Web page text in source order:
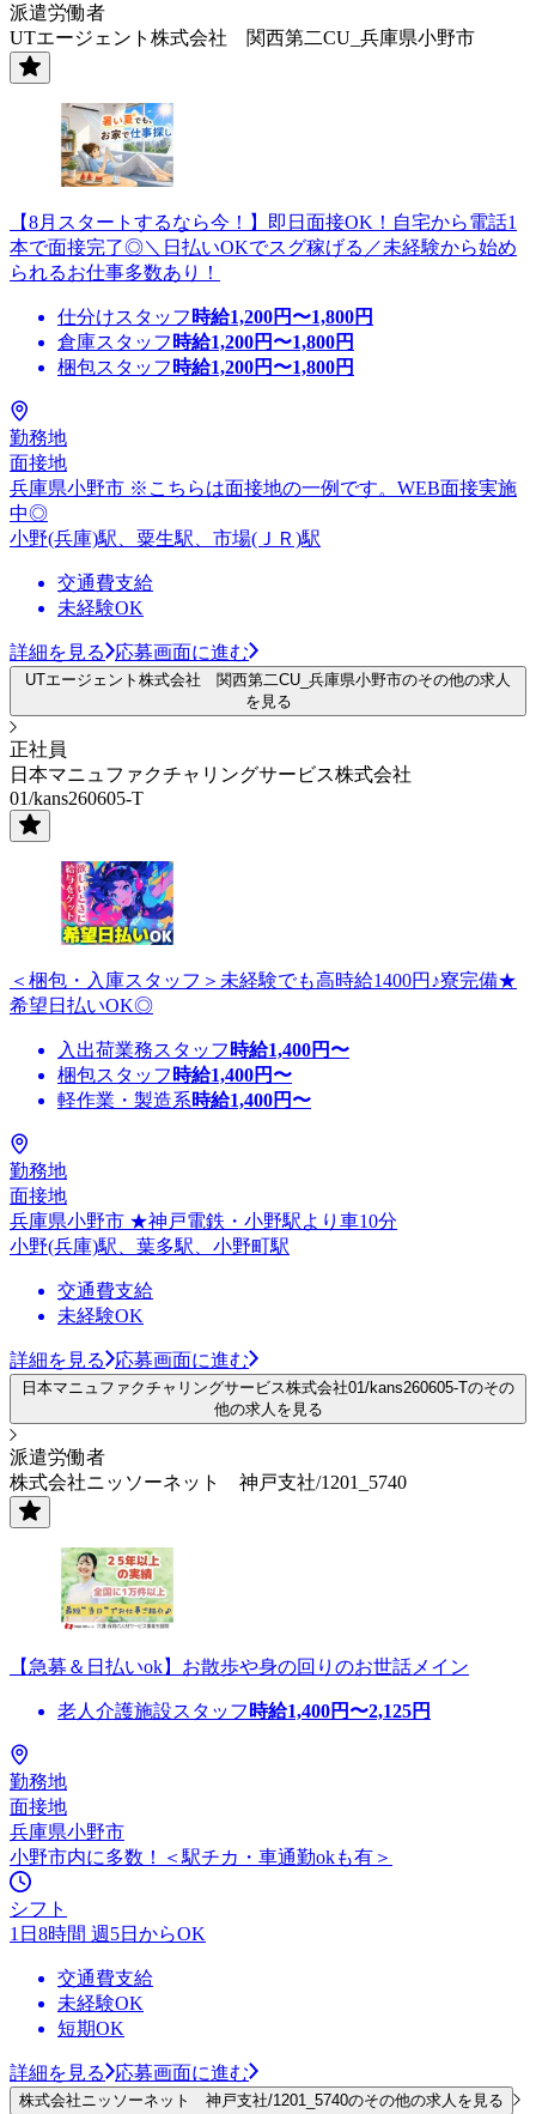
派遣労働者
UTエージェント株式会社 関西第二CU_兵庫県小野市
【8月スタートするなら今！】即日面接OK！自宅から電話1
本で面接完了◎＼日払いOKでスグ稼げる／未経験から始め
られるお仕事多数あり！
仕分けスタッフ 時給1,200円〜1,800円
倉庫スタッフ 時給1,200円〜1,800円
梱包スタッフ 時給1,200円〜1,800円
勤務地
面接地
兵庫県小野市 ※こちらは面接地の一例です。WEB面接実施
中◎
小野(兵庫)駅、粟生駅、市場(ＪＲ)駅
交通費支給
未経験OK
詳細を見る 応募画面に進む
UTエージェント株式会社 関西第二CU_兵庫県小野市のその他の求人
を見る
正社員
日本マニュファクチャリングサービス株式会社
01/kans260605-T
＜梱包・入庫スタッフ＞未経験でも高時給1400円♪寮完備★
希望日払いOK◎
入出荷業務スタッフ 時給1,400円〜
梱包スタッフ 時給1,400円〜
軽作業・製造系時給1,400円〜
勤務地
面接地
兵庫県小野市 ★神戸電鉄・小野駅より車10分
小野(兵庫)駅、葉多駅、小野町駅
交通費支給
未経験OK
詳細を見る 応募画面に進む
日本マニュファクチャリングサービス株式会社01/kans260605-Tのその
他の求人を見る
派遣労働者
株式会社ニッソーネット 神戸支社/1201_5740
【急募＆日払いok】お散歩や身の回りのお世話メイン
老人介護施設スタッフ 時給1,400円〜2,125円
勤務地
面接地
兵庫県小野市
小野市内に多数！＜駅チカ・車通勤okも有＞
シフト
1日8時間 週5日からOK
交通費支給
未経験OK
短期OK
詳細を見る 応募画面に進む
株式会社ニッソーネット 神戸支社/1201_5740のその他の求人を見る